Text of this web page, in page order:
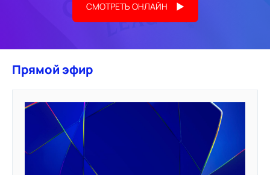
СМОТРЕТЬ ОНЛАЙН
Прямой эфир